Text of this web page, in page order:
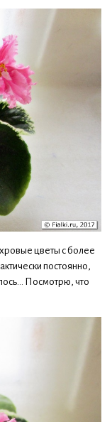
цветы с более
постоянно,
Посмотрю, что